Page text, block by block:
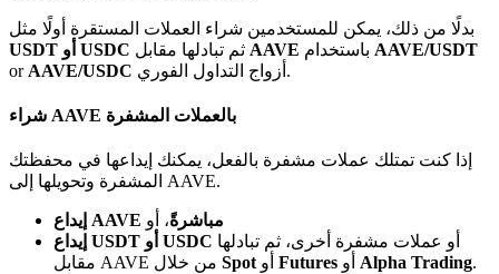
Bitrue
AI
بدلًا من ذلك، يمكن للمستخدمين شراء العملات المستقرة أولًا مثل
USDT أو USDC
AAVE
AAVE/USDT
or AAVE/USDC أزواج التداول الفوري.
شراء AAVE بالعملات المشفرة
إذا كنت تمتلك عملات مشفرة بالفعل، يمكنك إيداعها في محفظتك
المشفرة وتحويلها إلى AAVE.
إيداع AAVE مباشرةً، أو
إيداع USDT أو USDC
Spot Futures Alpha Trading.